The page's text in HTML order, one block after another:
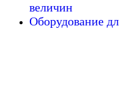
величин
Оборудование